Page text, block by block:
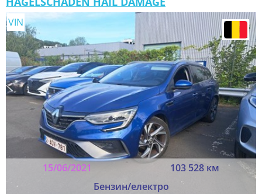
15/06/2021
103 528 км
Бензин/електро
VIN